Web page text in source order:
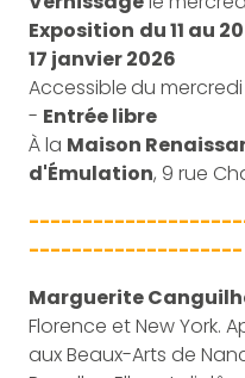
Exposition du 11 au
17 janvier 2026
Accessibledu mercredi
- Entrée libre
À la Maison
d'Émulation, 9 rue
--------------------
Marguerite
Florence et New York.
aux Beaux-Arts de